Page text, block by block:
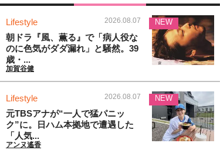
Lifestyle 2026.08.07
朝ドラ『風、薫る』で「病人役な
のに色気がダダ漏れ」と騒然。39
歳・...
加賀谷健
NEW
Lifestyle 2026.08.07
元TBSアナが“一人で猛パニッ
ク”に。日ハム本拠地で遭遇した
「人気...
アンヌ遙香
NEW